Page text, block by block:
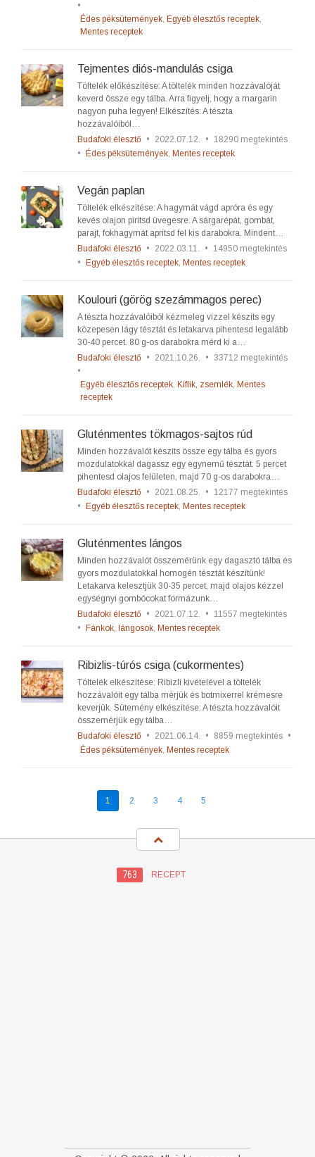
•
Édes péksütemények, Egyéb élesztős receptek,
Mentes receptek
Tejmentes diós-mandulás csiga
Töltelék előkészítése: A töltelék minden hozzávalóját
keverd össze egy tálba. Arra figyelj, hogy a margarin
nagyon puha legyen! Elkészítés: A tészta
hozzávalóiból…
Budafoki élesztő • 2022.07.12. • 18290 megtekintés
•
Édes péksütemények, Mentes receptek
Vegán paplan
Töltelék elkészítése: A hagymát vágd apróra és egy
kevés olajon pirítsd üvegesre. A sárgarépát, gombát,
parajt, fokhagymát aprítsd fel kis darabokra. Mindent…
Budafoki élesztő • 2022.03.11. • 14950 megtekintés
•
Egyéb élesztős receptek, Mentes receptek
Koulouri (görög szezámmagos perec)
A tészta hozzávalóiból kézmeleg vízzel készíts egy
közepesen lágy tésztát és letakarva pihentesd legalább
30-40 percet. 80 g-os darabokra mérd ki a…
Budafoki élesztő • 2021.10.26. • 33712 megtekintés
•
Egyéb élesztős receptek, Kiflik, zsemlék, Mentes
receptek
Gluténmentes tökmagos-sajtos rúd
Minden hozzávalót készíts össze egy tálba és gyors
mozdulatokkal dagassz egy egynemű tésztát. 5 percet
pihentesd olajos felületen, majd 70 g-os darabokra…
Budafoki élesztő • 2021.08.25. • 12177 megtekintés
•
Egyéb élesztős receptek, Mentes receptek
Gluténmentes lángos
Minden hozzávalót összemérünk egy dagasztó tálba és
gyors mozdulatokkal homogén tésztát készítünk!
Letakarva kelesztjük 30-35 percet, majd olajos kézzel
egységnyi gombócokat formázunk…
Budafoki élesztő • 2021.07.12. • 11557 megtekintés
•
Fánkok, lángosok, Mentes receptek
Ribizlis-túrós csiga (cukormentes)
Töltelék elkészítése: Ribizli kivételével a töltelék
hozzávalóit egy tálba mérjük és botmixerrel krémesre
keverjük. Sütemény elkészítése: A tészta hozzávalóit
összemérjük egy tálba…
Budafoki élesztő • 2021.06.14. • 8859 megtekintés •
Édes péksütemények, Mentes receptek
1 2 3 4 5
763 RECEPT